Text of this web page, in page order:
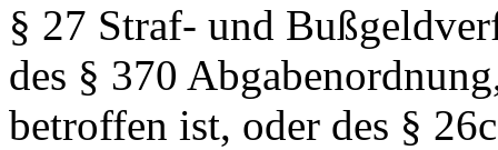
§ 27 Straf- und
des § 370
betroffen ist, oder des §